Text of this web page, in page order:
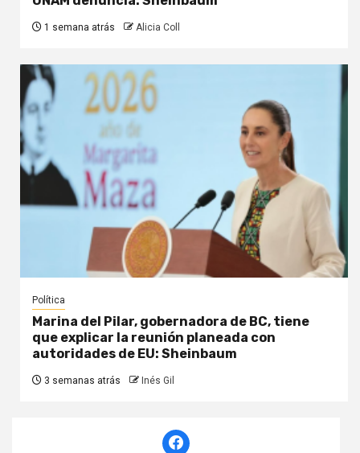
1 semana atrás Alicia Coll
Política
Marina del Pilar, gobernadora de BC, tiene
que explicar la reunión planeada con
autoridades de EU: Sheinbaum
3 semanas atrás Inés Gil